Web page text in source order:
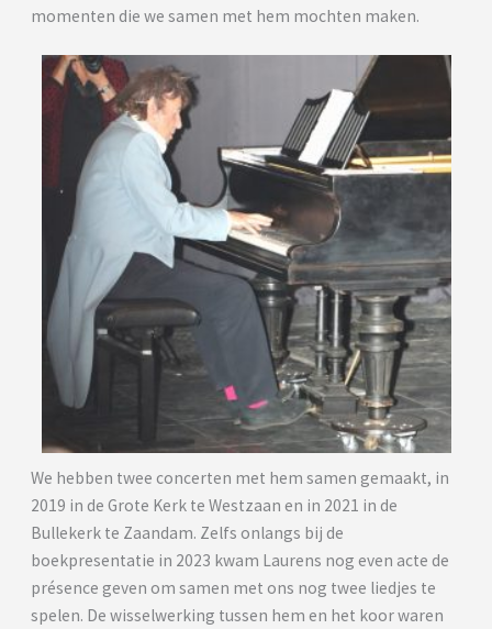
momenten die we samen met hem mochten maken.
We hebben twee concerten met hem samen gemaakt, in
2019 in de Grote Kerk te Westzaan en in 2021 in de
Bullekerk te Zaandam. Zelfs onlangs bij de
boekpresentatie in 2023 kwam Laurens nog even acte de
présence geven om samen met ons nog twee liedjes te
spelen. De wisselwerking tussen hem en het koor waren